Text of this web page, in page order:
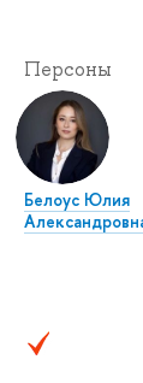
Персоны
Белоус Юлия